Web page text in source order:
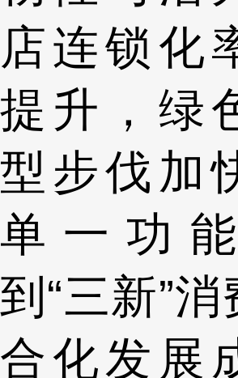
店连锁化
提升，绿
型步伐加
单一功
到“三新”
合化发展